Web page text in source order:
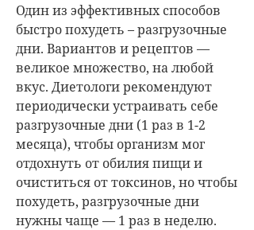
Один из эффективных способов
быстро похудеть – разгрузочные
дни. Вариантов и рецептов —
великое множество, на любой
вкус. Диетологи рекомендуют
периодически устраивать себе
разгрузочные дни (1 раз в 1-2
месяца), чтобы организм мог
отдохнуть от обилия пищи и
очиститься от токсинов, но чтобы
похудеть, разгрузочные дни
нужны чаще — 1 раз в неделю.